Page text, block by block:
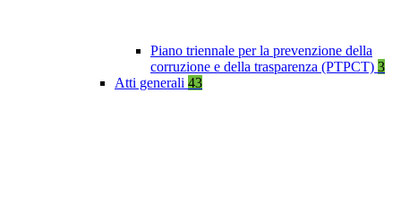
Piano triennale per la prevenzione della
corruzione e della trasparenza (PTPCT) 3
Atti generali 43